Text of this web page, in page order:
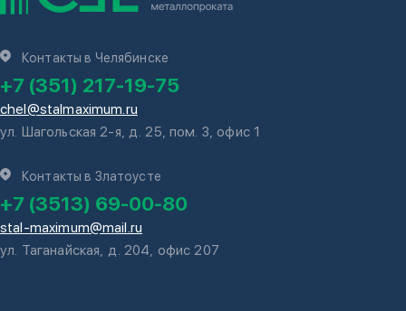
Контакты в Челябинске
+7 (351) 217-19-75
chel@stalmaximum.ru
ул. Шагольская 2-я, д. 25, пом. 3, офис 1
Контакты в Златоусте
+7 (3513) 69-00-80
stal-maximum@mail.ru
ул. Таганайская, д. 204, офис 207